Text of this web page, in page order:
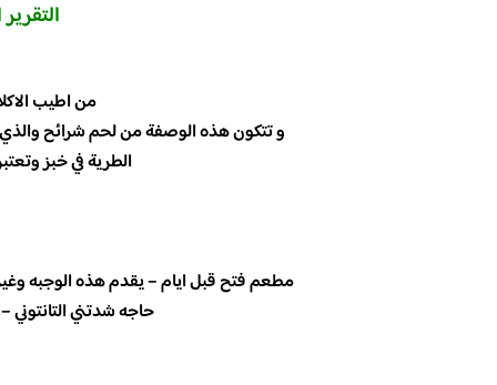
من اطيب
و تتكون هذه الوصفة من لحم شرائح
الطرية في خبز
مطعم فتح قبل ايام – يقدم هذه الوجبه
حاجه شدتني التانتوني – تقدم